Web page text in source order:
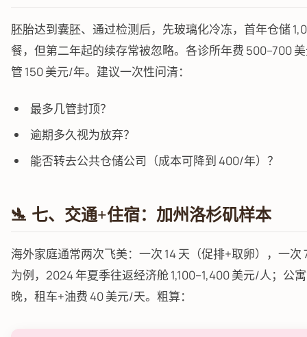
胚胎达到囊胚、通过检测后，先玻璃化冷冻，首年仓储
餐，但第二年起的续存常被忽略。各诊所年费 500–700
管 150 美元/年。建议一次性问清：
最多几管封顶？
逾期多久视为放弃？
能否转去公共仓储公司（成本可降到 400/年）？
🛬 七、交通+住宿：加州洛杉矶样本
海外家庭通常两次飞美：一次 14 天（促排+取卵），一次
为例，2024 年夏季往返经济舱 1,100–1,400 美元/人；公
晚，租车+油费 40 美元/天。粗算：